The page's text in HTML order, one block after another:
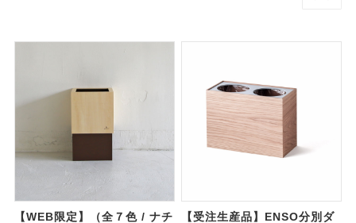
【WEB限定】（全７色 / ナチ 【受注生産品】ENSO分別ダ